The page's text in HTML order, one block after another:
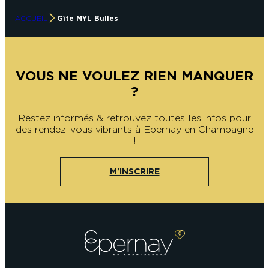
ACCUEIL Gîte MYL Bulles
VOUS NE VOULEZ RIEN MANQUER
?
Restez informés & retrouvez toutes les infos pour
des rendez-vous vibrants à Epernay en Champagne
!
M'INSCRIRE